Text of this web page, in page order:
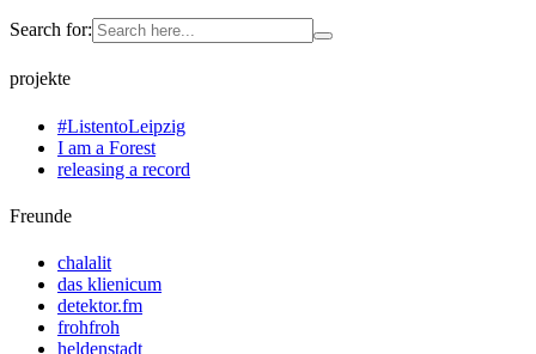
Search for:
projekte
#ListentoLeipzig
I am a Forest
releasing a record
Freunde
chalalit
das klienicum
detektor.fm
frohfroh
heldenstadt